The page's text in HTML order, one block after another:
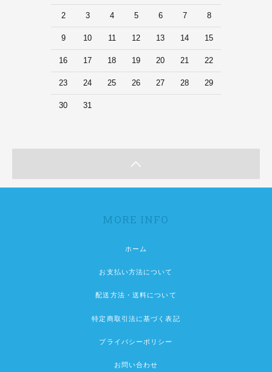
2 3 4 5 6 7 8
9 10 11 12 13 14 15
16 17 18 19 20 21 22
23 24 25 26 27 28 29
30 31
MORE INFO
ホーム
お支払い方法について
配送方法・送料について
特定商取引法に基づく表記
プライバシーポリシー
お問い合わせ